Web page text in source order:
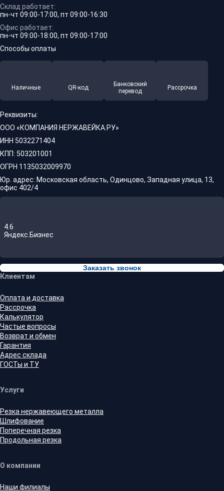
Склад работает:
пн-чт 09:00-17:00, пт 09:00-16:30
Офис работает:
пн-чт 09:00-18:00, пт 09:00-17:00
Способы оплаты
Наличные QR-код
Банковский
перевод
Рассрочка
Реквизиты:
ООО «КОМПАНИЯ НЕРЖАВЕЙКА.РУ»
ИНН 5032271404
КПП: 503201001
ОГРН 1135032009970
Юр. адрес: Московская область, Одинцово, Западная улица, 13,
офис 402/4
4.6
Яндекс.Бизнес
Заказать звонок
Клиентам
Оплата и доставка
Рассрочка
Калькулятор
Частые вопросы
Возврат и обмен
Гарантия
Адрес склада
ГОСТы и ТУ
Услуги
Резка нержавеющего металла
Шлифование
Поперечная резка
Продольная резка
О компании
Наши филиалы